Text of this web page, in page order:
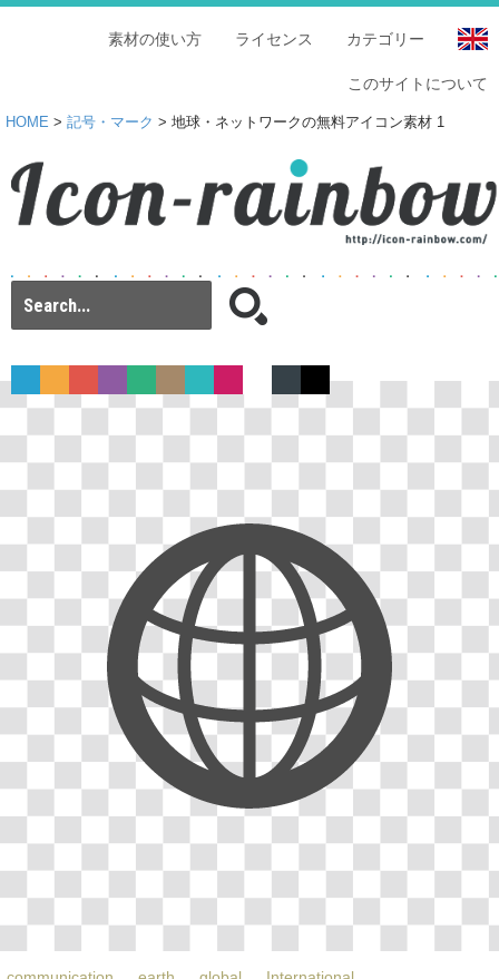
カテゴリー
ライセンス
素材の使い方
このサイトについて
HOME > 記号・マーク > 地球・ネットワークの無料アイコン素材 1